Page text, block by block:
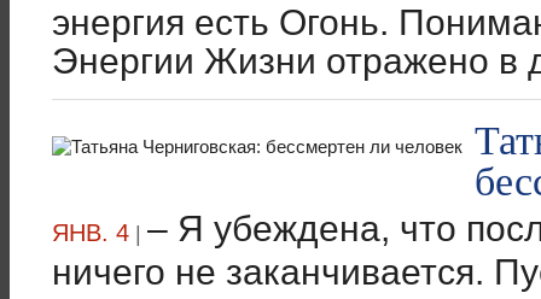
энергия есть Огонь.
Энергии Жизни отражено в
ЯНВ. 4 | – Я убеждена, что
ничего не заканчивается.